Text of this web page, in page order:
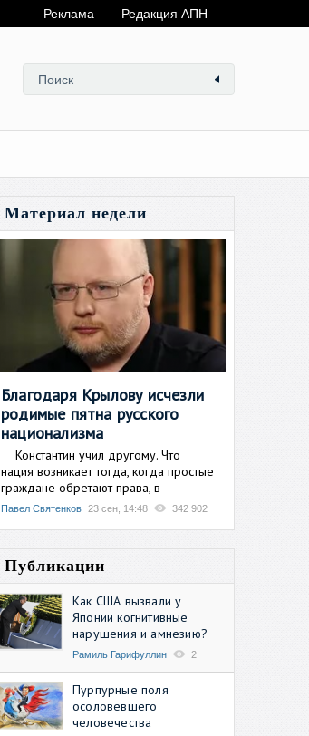
Реклама Редакция АПН
Материал недели
Благодаря Крылову исчезли
родимые пятна русского
национализма
Константин учил другому. Что
нация возникает тогда, когда простые
граждане обретают права, в
Павел Святенков 23 сен, 14:48 342 902
Публикации
Как США вызвали у
Японии когнитивные
нарушения и амнезию?
Рамиль Гарифуллин 2
Пурпурные поля
осоловевшего
человечества